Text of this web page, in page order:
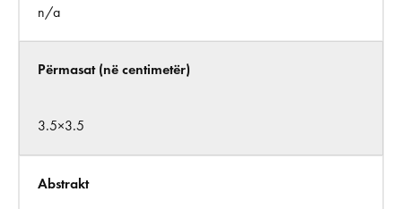
n/a
Përmasat (në centimetër)
3.5×3.5
Abstrakt